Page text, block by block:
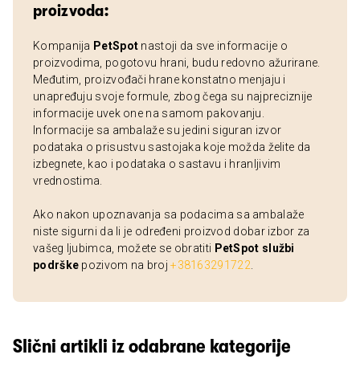
proizvoda:
Kompanija PetSpot nastoji da sve informacije o
proizvodima, pogotovu hrani, budu redovno ažurirane.
Međutim, proizvođači hrane konstatno menjaju i
unapređuju svoje formule, zbog čega su najpreciznije
informacije uvek one na samom pakovanju.
Informacije sa ambalaže su jedini siguran izvor
podataka o prisustvu sastojaka koje možda želite da
izbegnete, kao i podataka o sastavu i hranljivim
vrednostima.
Ako nakon upoznavanja sa podacima sa ambalaže
niste sigurni da li je određeni proizvod dobar izbor za
vašeg ljubimca, možete se obratiti PetSpot službi
podrške pozivom na broj+38163291722
Slični artikli iz odabrane kategorije